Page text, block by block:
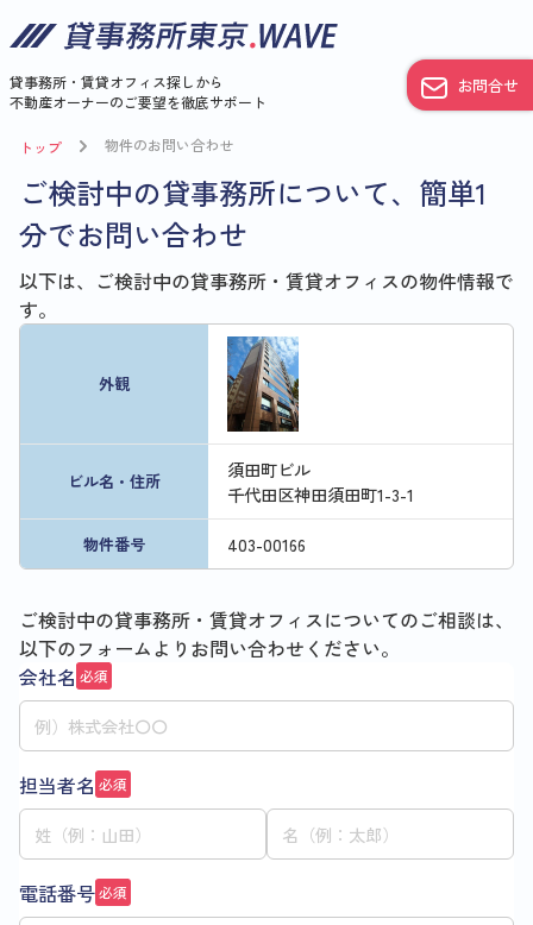
貸事務所・賃貸オフィス探しから
不動産オーナーのご要望を徹底サポート
お問合せ
トップ 物件のお問い合わせ
ご検討中の貸事務所について、簡単1
分でお問い合わせ
以下は、ご検討中の貸事務所・賃貸オフィスの物件情報で
す。
外観
ビル名・住所
須田町ビル
千代田区神田須田町1-3-1
物件番号 403-00166
ご検討中の貸事務所・賃貸オフィスについてのご相談は、
以下のフォームよりお問い合わせください。
会社名 必須
担当者名 必須
電話番号必須